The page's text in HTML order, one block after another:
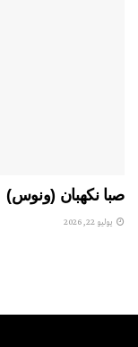
صبا نكهبان (ونوس)
يوليو 22, 2026